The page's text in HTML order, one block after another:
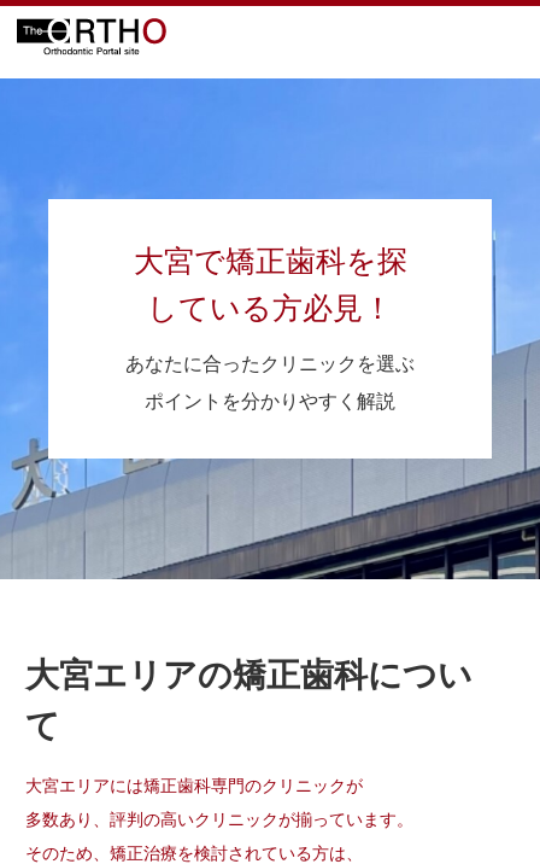
大宮で矯正歯科を探
している方必見！
あなたに合ったクリニックを選ぶ
ポイントを分かりやすく解説
大宮エリアの矯正歯科につい
て
大宮エリアには矯正歯科専門のクリニックが
多数あり、評判の高いクリニックが揃っています。
そのため、矯正治療を検討されている方は、